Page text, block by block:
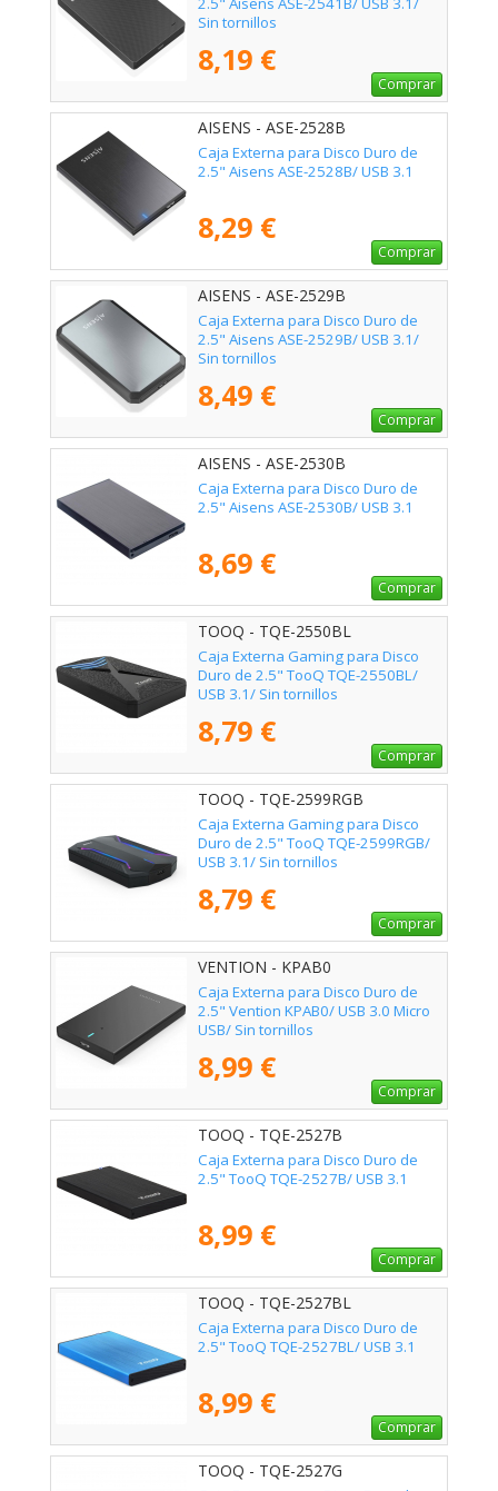
Sin tornillos
8,19 €
Comprar
AISENS - ASE-2528B
Caja Externa para Disco Duro de
2.5" Aisens ASE-2528B/ USB 3.1
8,29 €
Comprar
AISENS - ASE-2529B
Caja Externa para Disco Duro de
2.5" Aisens ASE-2529B/ USB 3.1/
Sin tornillos
8,49 €
Comprar
AISENS - ASE-2530B
Caja Externa para Disco Duro de
2.5" Aisens ASE-2530B/ USB 3.1
8,69 €
Comprar
TOOQ - TQE-2550BL
Caja Externa Gaming para Disco
Duro de 2.5" TooQ TQE-2550BL/
USB 3.1/ Sin tornillos
8,79 €
Comprar
TOOQ - TQE-2599RGB
Caja Externa Gaming para Disco
Duro de 2.5" TooQ TQE-2599RGB/
USB 3.1/ Sin tornillos
8,79 €
Comprar
VENTION - KPAB0
Caja Externa para Disco Duro de
2.5" Vention KPAB0/ USB 3.0 Micro
USB/ Sin tornillos
8,99 €
Comprar
TOOQ - TQE-2527B
Caja Externa para Disco Duro de
2.5" TooQ TQE-2527B/ USB 3.1
8,99 €
Comprar
TOOQ - TQE-2527BL
Caja Externa para Disco Duro de
2.5" TooQ TQE-2527BL/ USB 3.1
8,99 €
Comprar
TOOQ - TQE-2527G